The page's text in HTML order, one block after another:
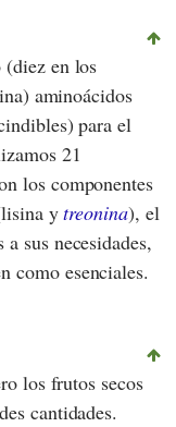
(diez en los
aminoácidos
para el
21
los componentes
ytreonina), el
sus necesidades,
como esenciales.
los frutos secos
cantidades.